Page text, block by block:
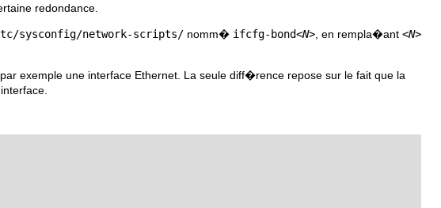
redondance.
sysconfig/network-scripts/ nomm� ifcfg-bond<N> , en rempla�ant <N>
exemple une interface Ethernet. La seule diff�rence repose sur le fait que la